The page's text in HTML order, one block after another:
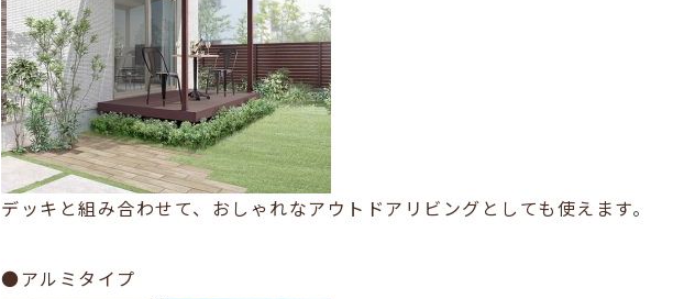
デッキと組み合わせて、おしゃれなアウトドアリビングとしても使えます。
●アルミタイプ